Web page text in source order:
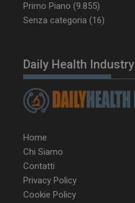
Primo Piano (9.855)
Senza categoria (16)
Daily Health Industry
Home
Chi Siamo
Contatti
Privacy Policy
Cookie Policy
tracking-sites-ironfish-
tracking-named-enable
__Secure-YNID